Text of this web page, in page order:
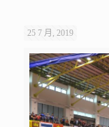
25 7 月, 2019